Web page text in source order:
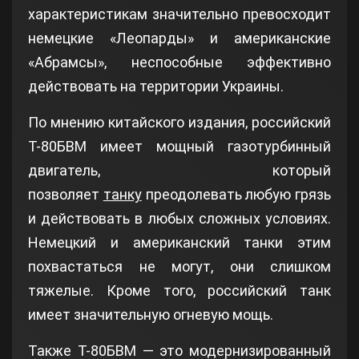
характеристикам значительно превосходит
немецкие «Леопарды» и американские
«Абрамсы», неспособные эффективно
действовать на территории Украины.
По мнению китайского издания, российский
Т-80БВМ имеет мощный газотурбинный
двигатель, который
позволяет танкупреодолевать любую грязь
и действовать в любых сложных условиях.
Немецкий и американский танки этим
похвастаться не могут, они слишком
тяжелые. Кроме того, российский танк
имеет значительную огневую мощь.
Также Т-80БВМ — это модернизированный